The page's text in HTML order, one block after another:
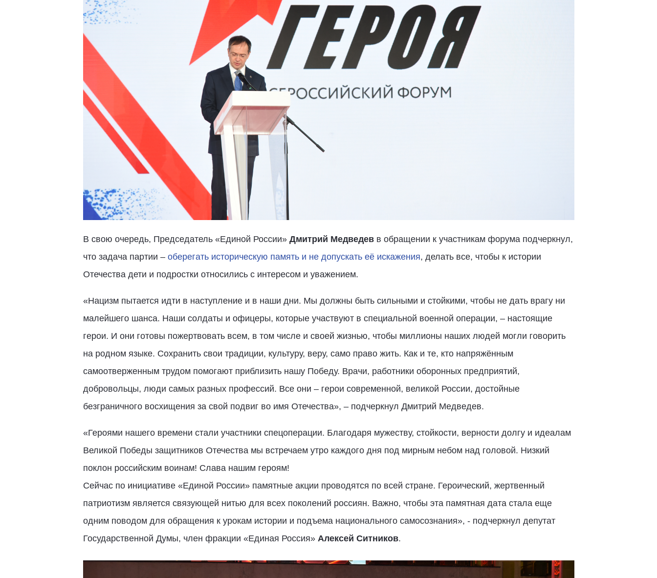
В свою очередь, Председатель «Единой России» Дмитрий Медведевв обращении к участникам форума подчеркнул,
что задача партии – оберегать историческую память и не допускать её искажения, делать все, чтобы к истории
Отечества дети и подростки относились с интересом и уважением.
«Нацизм пытается идти в наступление и в наши дни. Мы должны быть сильными и стойкими, чтобы не дать врагу ни
малейшего шанса. Наши солдаты и офицеры, которые участвуют в специальной военной операции, – настоящие
герои. И они готовы пожертвовать всем, в том числе и своей жизнью, чтобы миллионы наших людей могли говорить
на родном языке. Сохранить свои традиции, культуру, веру, само право жить. Как и те, кто напряжённым
самоотверженным трудом помогают приблизить нашу Победу. Врачи, работники оборонных предприятий,
добровольцы, люди самых разных профессий. Все они – герои современной, великой России, достойные
безграничного восхищения за свой подвиг во имя Отечества», – подчеркнул Дмитрий Медведев.
«Героями нашего времени стали участники спецоперации. Благодаря мужеству, стойкости, верности долгу и идеалам
Великой Победы защитников Отечества мы встречаем утро каждого дня под мирным небом над головой. Низкий
поклон российским воинам! Слава нашим героям!
Сейчас по инициативе «Единой России» памятные акции проводятся по всей стране. Героический, жертвенный
патриотизм является связующей нитью для всех поколений россиян. Важно, чтобы эта памятная дата стала еще
одним поводом для обращения к урокам истории и подъема национального самосознания», - подчеркнул депутат
Государственной Думы, член фракции «Единая Россия» Алексей Ситников.